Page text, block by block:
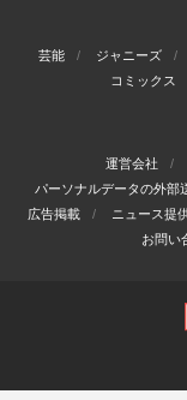
芸能 ジャニーズ
コミックス
運営会社
パーソナルデータの外部
広告掲載
ニュース提
お問い